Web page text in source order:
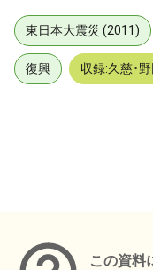
東日本大震災 (2011)
復興 収録:久慈・
この資料